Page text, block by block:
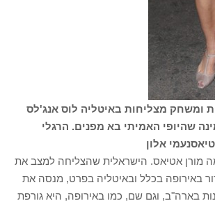
ומשחק מצליחות באיטליה לוס אנג'לס
שהיופי האמיתי בא מפנים. הרגלי
נעמי אלון
מורן אטיאס. הישראלית שהצליחה למצב את
באירופה בכלל ובאיטליה בפרט, מנסה את
בארה"ב, וגם שם, כמו באירופה, היא גורפת